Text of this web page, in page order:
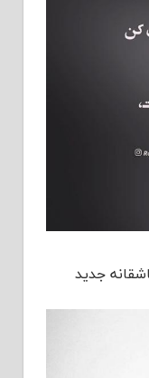
جدید